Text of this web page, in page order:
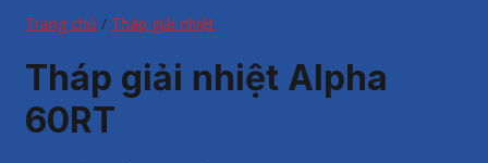
Trang chủ / Tháp giải nhiệt
Tháp giải nhiệt Alpha
60RT